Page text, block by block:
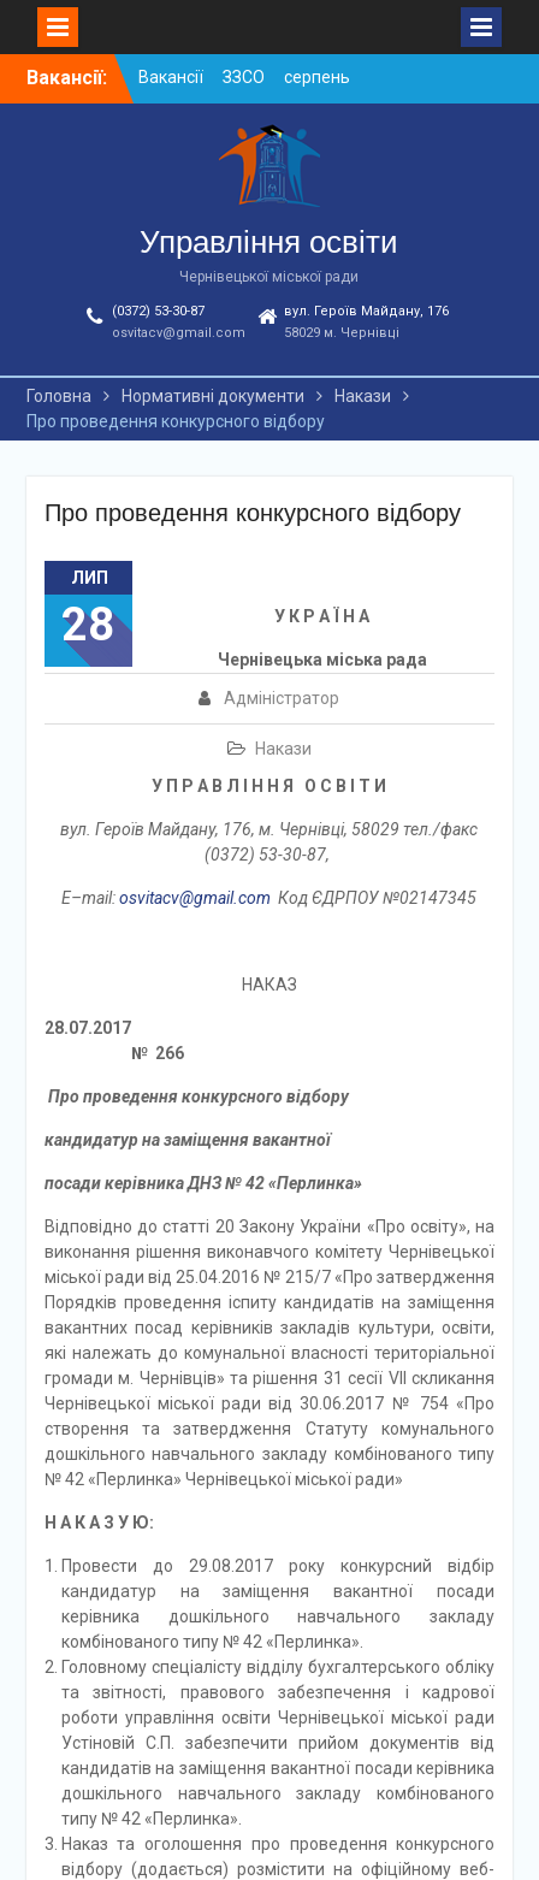
SkipВакансії:
Вакансії ЗЗСО серпень
2026
Вакансії ЗЗСО червень
Вакансії у ЗДО та
дошкільних підрозділах
ЗЗСО станом на
01.08.2026 р.
Управління освіти
Чернівецької міської ради
(0372) 53-30-87
osvitacv@gmail.com
вул. Героїв Майдану, 176
58029 м. Чернівці
Головна Нормативні документи
Накази
Про проведення конкурсного відбору
Про проведення конкурсного відбору
ЛИП
28
Адміністратор
Накази
У К Р А Ї Н А
Чернівецька міська рада
У П Р А В Л I Н Н Я О С В I Т И
вул. Героїв Майдану, 176, м. Чернівці, 58029 тел./факс
(0372) 53-30-87,
E–mail:osvitacv@gmail.com Код ЄДРПОУ №02147345
НАКАЗ
28.07.2017
№ 266
Про проведення конкурсного відбору
кандидатур на заміщення вакантної
посади керівника ДНЗ № 42 «Перлинка»
Відповідно до статті 20 Закону України «Про освіту», на
виконання рішення виконавчого комітету Чернівецької
міської ради від 25.04.2016 № 215/7 «Про затвердження
Порядків проведення іспиту кандидатів на заміщення
вакантних посад керівників закладів культури, освіти,
які належать до комунальної власності територіальної
громади м. Чернівців» та рішення 31 сесії VII скликання
Чернівецької міської ради від 30.06.2017 № 754 «Про
створення та затвердження Статуту комунального
дошкільного навчального закладу комбінованого типу
№ 42 «Перлинка» Чернівецької міської ради»
Н А К А З У Ю:
Провести до 29.08.2017 року конкурсний відбір
кандидатур на заміщення вакантної посади
керівника дошкільного навчального закладу
комбінованого типу № 42 «Перлинка».
Головному спеціалісту відділу бухгалтерського обліку
та звітності, правового забезпечення і кадрової
роботи управління освіти Чернівецької міської ради
Устіновій С.П. забезпечити прийом документів від
кандидатів на заміщення вакантної посади керівника
дошкільного навчального закладу комбінованого
типу № 42 «Перлинка».
Наказ та оголошення про проведення конкурсного
відбору (додається) розмістити на офіційному веб-